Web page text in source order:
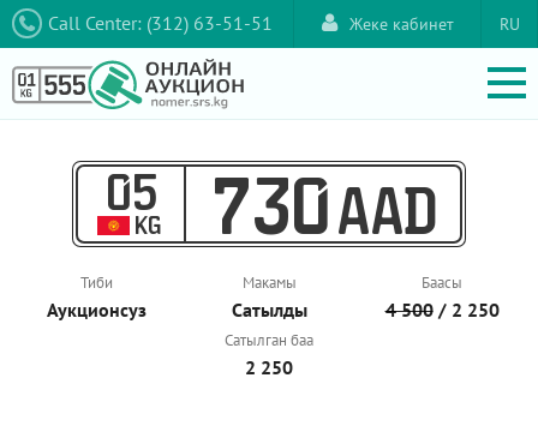
Call Center: (312) 63-51-51 RU
Жеке кабинет
05
KG 730 AAD
Тиби
Аукционcуз
Макамы
Сатылды
Баасы
4 500/ 2 250
Сатылган баа
2 250